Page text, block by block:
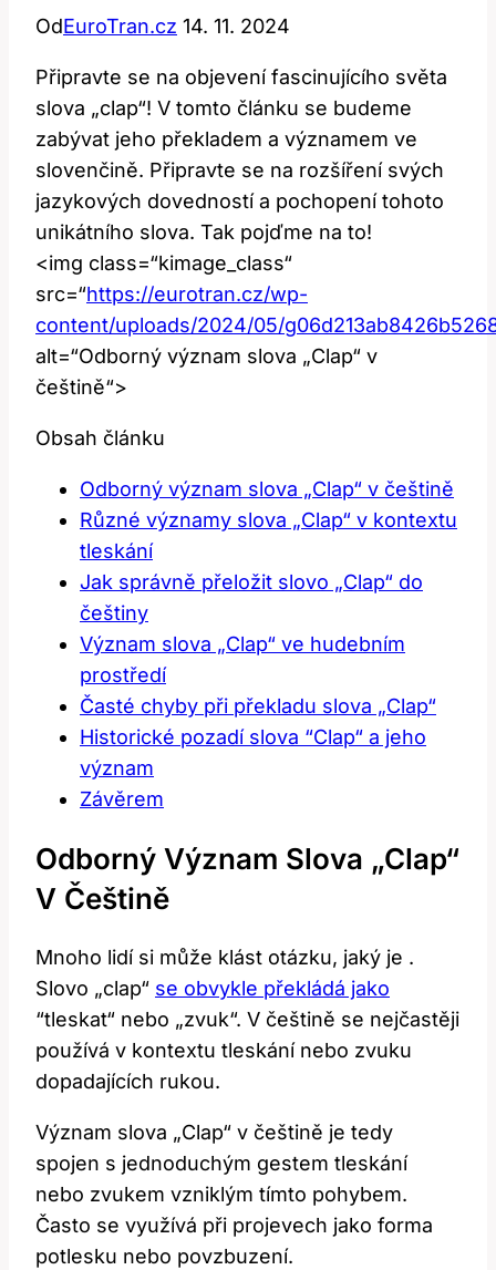
OdEuroTran.cz 14. 11. 2024
Připravte ‌se na‍ objevení fascinujícího světa
slova „clap“! V tomto článku se ⁤budeme
zabývat ‌jeho⁢ překladem‍ a významem ve
‌slovenčině. Připravte ​se na rozšíření svých
jazykových‌ dovedností a pochopení tohoto
unikátního slova. Tak pojďme na to!
<img‌ class=“kimage_class“
⁣src=“https://eurotran.cz/wp-
content/uploads/2024/05/
alt=“Odborný význam slova​ „Clap“‌ v
⁣češtině“>
Obsah článku
Odborný význam⁢ slova „Clap“ v⁤ češtině
Různé⁤ významy ⁤slova „Clap“ v kontextu
tleskání
Jak správně přeložit slovo „Clap“ do
češtiny
Význam slova „Clap“ ve hudebním
prostředí
Časté ⁣chyby⁣ při překladu slova „Clap“
Historické ‌pozadí ‍slova ‍“Clap“ a jeho‌
význam
Závěrem
Odborný Význam⁢ Slova „Clap“
V⁤ Češtině
Mnoho ⁤lidí si může klást otázku,‍ jaký‍ je .
Slovo „clap“ se obvykle překládá jako
“tleskat“ nebo „zvuk“. V ⁢češtině se nejčastěji
používá v kontextu tleskání nebo zvuku
dopadajících‌ rukou.
Význam‌ slova „Clap“ v češtině je tedy
spojen s jednoduchým gestem tleskání
⁢nebo zvukem ‌vzniklým​ tímto pohybem.
Často se využívá‌ při projevech ⁣jako ⁣forma‌
potlesku nebo‌ povzbuzení.